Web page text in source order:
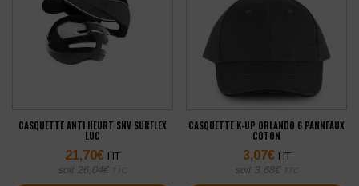
CASQUETTE ANTI HEURT SNV SURFLEX
LUC
21,70€ HT
soit 26,04€ TTC
CASQUETTE K-UP ORLANDO 6 PANNEAUX
COTON
3,07€ HT
soit 3,68€ TTC